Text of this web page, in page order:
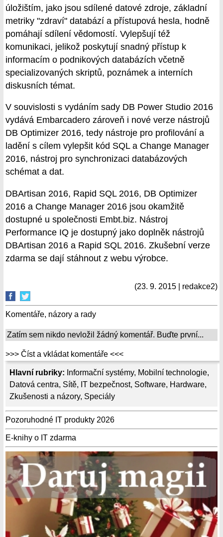
Hlavní rubriky: Informační systémy, Mobilní technologie,
Datová centra, Sítě, IT bezpečnost, Software, Hardware,
Zkušenosti a názory, Speciály
Pozoruhodné IT produkty 2026
E-knihy o IT zdarma
úložištím, jako jsou sdílené datové zdroje, základní
metriky "zdraví" databází a přístupová hesla, hodně
pomáhají sdílení vědomostí. Vylepšují též
komunikaci, jelikož poskytují snadný přístup k
informacím o podnikových databázích včetně
specializovaných skriptů, poznámek a interních
diskusních témat.
V souvislosti s vydáním sady DB Power Studio 2016
vydává Embarcadero zároveň i nové verze nástrojů
DB Optimizer 2016, tedy nástroje pro profilování a
ladění s cílem vylepšit kód SQL a Change Manager
2016, nástroj pro synchronizaci databázových
schémat a dat.
DBArtisan 2016, Rapid SQL 2016, DB Optimizer
2016 a Change Manager 2016 jsou okamžitě
dostupné u společnosti Embt.biz. Nástroj
Performance IQ je dostupný jako doplněk nástrojů
DBArtisan 2016 a Rapid SQL 2016. Zkušební verze
zdarma se dají stáhnout z webu výrobce.
(23. 9. 2015 | redakce2)
Komentáře, názory a rady
Zatím sem nikdo nevložil žádný komentář. Buďte první...
>>> Číst a vkládat komentáře <<<